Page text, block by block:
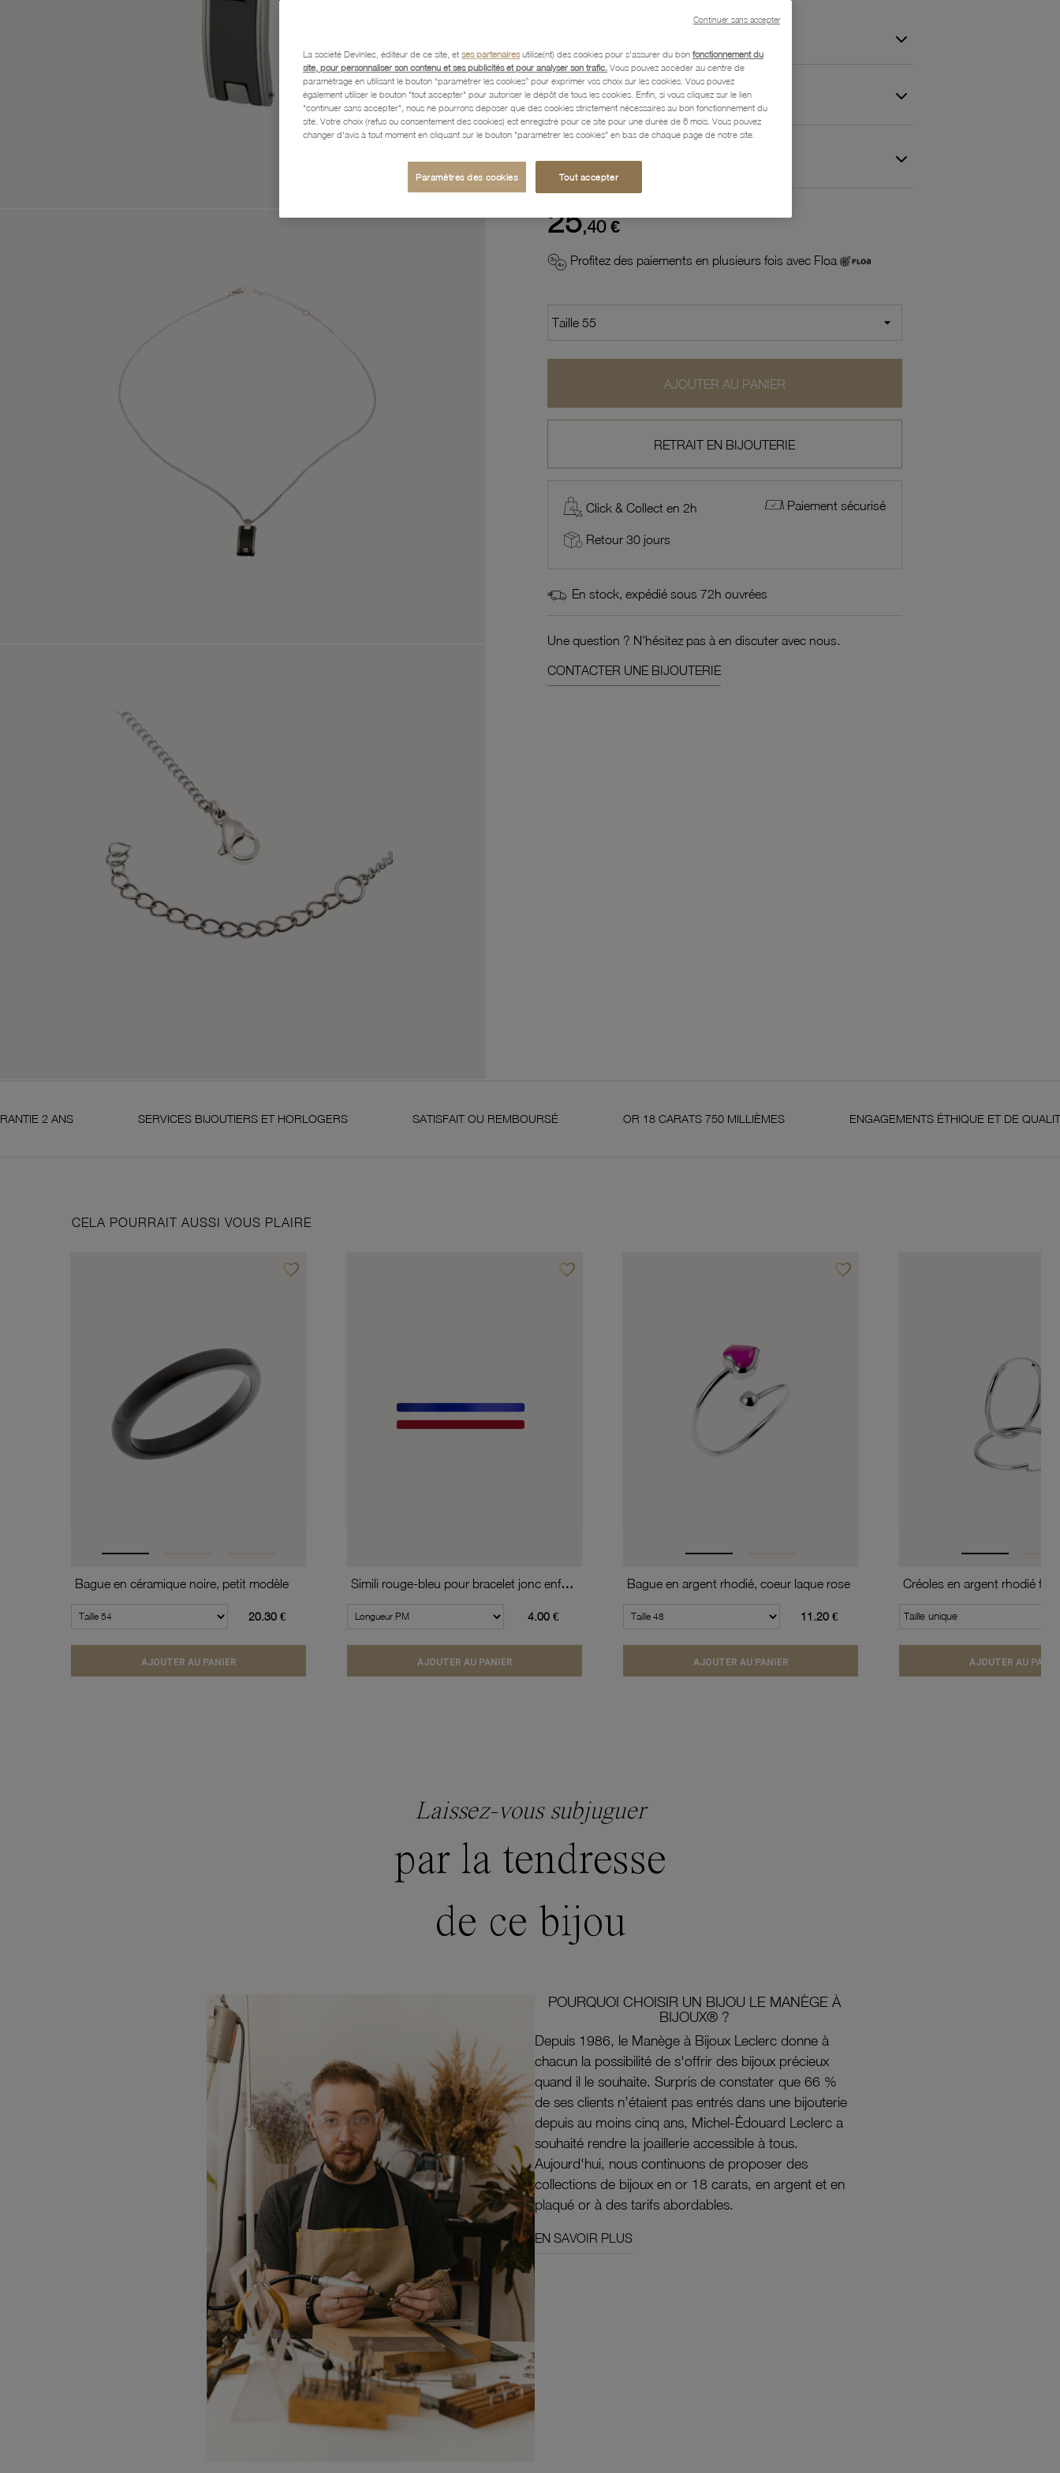
Caractéristiques détaillées
Paiement, Livraison, Retours et Garantie
25,40 €
Profitez des paiements en plusieurs fois avec Floa
AJOUTER AU PANIER
RETRAIT EN BIJOUTERIE
Click & Collect en 2h Paiement sécurisé
Retour 30 jours
En stock, expédié sous 72h ouvrées
Une question ? N'hésitez pas à en discuter avec nous.
CONTACTER UNE BIJOUTERIE
SERVICES BIJOUTIERS ET HORLOGERS SATISFAIT OU REMBOURSÉ OR 18 CARATS 750 MILLIÈMES ENGAGEMENTS ÉTHIQUE ET DE QUALITÉ
CELA POURRAIT AUSSI VOUS PLAIRE
favorite_borderAjouter à vos favoris
Bague en céramique noire, petit modèle
20.30 €
AJOUTER AU PANIER
favorite_borderAjouter à vos favoris
Simili rouge-bleu pour bracelet jonc enfant Méli Versa, 10mm
4.00 €
AJOUTER AU PANIER
favorite_borderAjouter à vos favoris
Bague en argent rhodié, coeur laque rose
11.20 €
AJOUTER AU PANIER
Taille unique
AJOUTER AU
Laissez-vous subjuguer
par la tendresse
de ce bijou
POURQUOI CHOISIR UN BIJOU LE MANÈGE À
BIJOUX® ?
Depuis 1986, le Manège à Bijoux Leclerc donne à
chacun la possibilité de s'offrir des bijoux précieux
quand il le souhaite. Surpris de constater que 66 %
de ses clients n’étaient pas entrés dans une bijouterie
depuis au moins cinq ans, Michel-Édouard Leclerc a
souhaité rendre la joaillerie accessible à tous.
Aujourd'hui, nous continuons de proposer des
collections de bijoux en or 18 carats, en argent et en
plaqué or à des tarifs abordables.
EN SAVOIR PLUS
La société Devinlec, éditeur de ce site, et ses partenairesutilise(nt) des cookies pour s'assurer du bon fonctionnement du
site, pour personnaliser son contenu et ses publicités et pour analyser son trafic. Vous pouvez accéder au centre de
paramétrage en utilisant le bouton “paramétrer les cookies” pour exprimer vos choix sur les cookies. Vous pouvez
également utiliser le bouton "tout accepter" pour autoriser le dépôt de tous les cookies. Enfin, si vous cliquez sur le lien
"continuer sans accepter", nous ne pourrons déposer que des cookies strictement nécessaires au bon fonctionnement du
site. Votre choix (refus ou consentement des cookies) est enregistré pour ce site pour une durée de 6 mois. Vous pouvez
changer d'avis à tout moment en cliquant sur le bouton "paramétrer les cookies" en bas de chaque page de notre site.
Paramètres des cookies Tout accepter
Continuer sans accepter